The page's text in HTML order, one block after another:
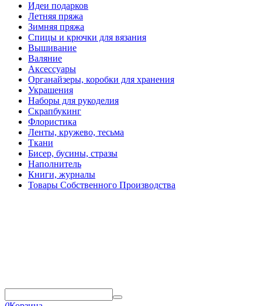
Идеи подарков
Летняя пряжа
Зимняя пряжа
Спицы и крючки для вязания
Вышивание
Валяние
Аксессуары
Органайзеры, коробки для хранения
Украшения
Наборы для рукоделия
Скрапбукинг
Флористика
Ленты, кружево, тесьма
Ткани
Бисер, бусины, стразы
Наполнитель
Книги, журналы
Товары Собственного Производства